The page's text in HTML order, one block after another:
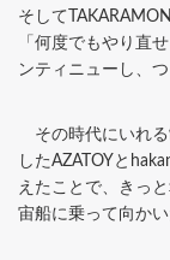
そして
「何度でもやり直
ンティニューし、
その時代にいれる
したAZATOYと
えたことで、きっ
宙船に乗って向かい